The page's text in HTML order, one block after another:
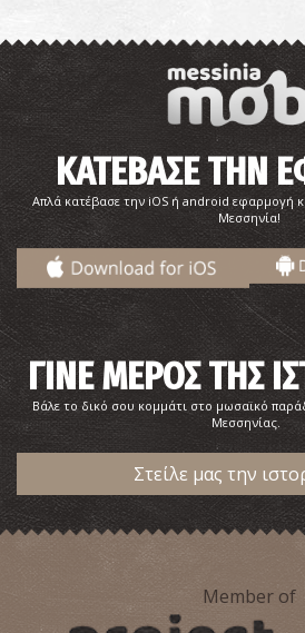
Φαρμακείο Χρονοπούλου Κ. -
ΦΑΡΜΑΚΕΙΑ
Φαρμακείο Δημητρόπουλου Π. -
ΦΑΡΜΑΚΕΙΑ
Φαρμακείο Κουραμπά - Καλαμάτα
ΚΑΤΕΒΑΣΕ ΤΗΝ
Απλά κατέβασε την iOS ή android εφαρμογή
Μεσσηνία!
ΓΙΝΕ ΜΕΡΟΣ ΤΗΣ
Βάλε το δικό σου κομμάτι στο μωσαϊκό
Μεσσηνίας.
Στείλε μας την
Member of